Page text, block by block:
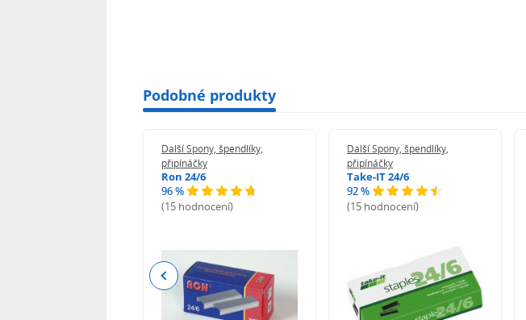
Podobné produkty
Další Spony, špendlíky,
připínáčky
Ron 24/6
96 %
(15 hodnocení)
Další Spony, špendlíky,
připínáčky
Take-IT 24/6
92 %
(15 hodnocení)
Previous